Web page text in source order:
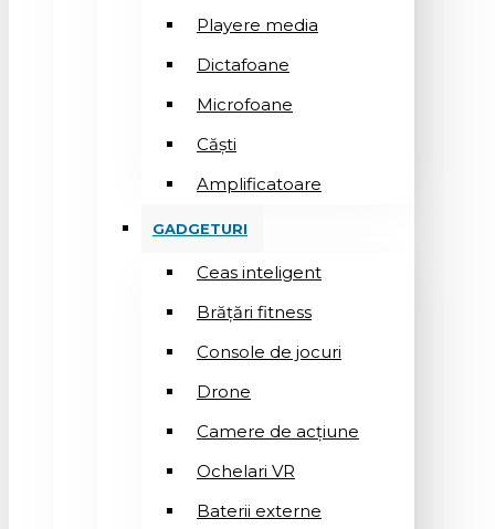
Playere media
Dictafoane
Microfoane
Căşti
Amplificatoare
GADGETURI
Ceas inteligent
Brățări fitness
Console de jocuri
Drone
Camere de acțiune
Ochelari VR
Baterii externe